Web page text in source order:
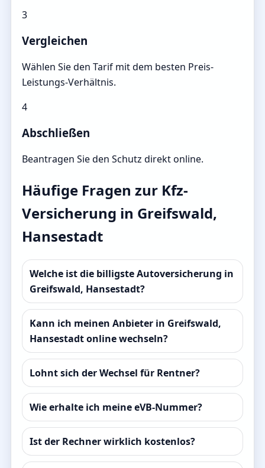
3
Vergleichen
Wählen Sie den Tarif mit dem besten Preis-
Leistungs-Verhältnis.
4
Abschließen
Beantragen Sie den Schutz direkt online.
Häufige Fragen zur Kfz-
Versicherung in Greifswald,
Hansestadt
Welche ist die billigste Autoversicherung in
Greifswald, Hansestadt?
Kann ich meinen Anbieter in Greifswald,
Hansestadt online wechseln?
Lohnt sich der Wechsel für Rentner?
Wie erhalte ich meine eVB-Nummer?
Ist der Rechner wirklich kostenlos?